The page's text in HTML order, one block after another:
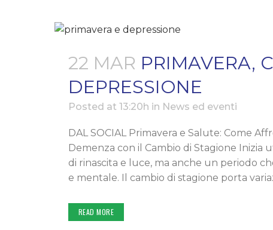
22 MAR PRIMAVERA,
DEPRESSIONE
Posted at 13:20h in News ed eventi
DAL SOCIAL Primavera e Salute: Come
Demenza con il Cambio di Stagione Inizia
di rinascita e luce, ma anche un periodo
e mentale. Il cambio di stagione porta
READ MORE